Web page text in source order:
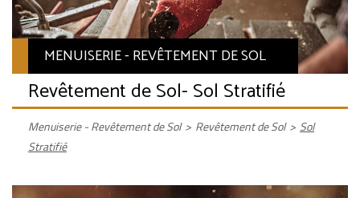
MENUISERIE - REVÊTEMENT DE SOL
Revêtement de Sol- Sol Stratifié
Menuiserie - Revêtement de Sol > Revêtement de Sol > Sol
Stratifié